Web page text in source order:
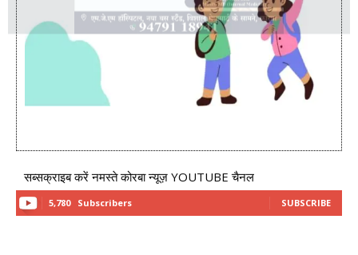
सब्सक्राइब करें नमस्ते कोरबा न्यूज़ YOUTUBE चैनल
5,780 Subscribers SUBSCRIBE